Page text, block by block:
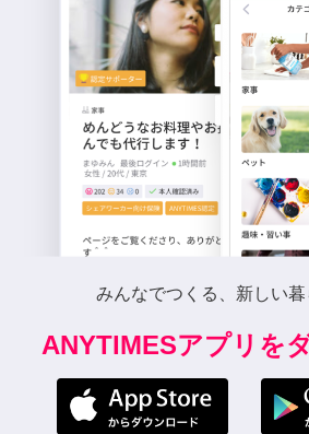
みんなでつくる、新しい暮
ANYTIMESアプリを